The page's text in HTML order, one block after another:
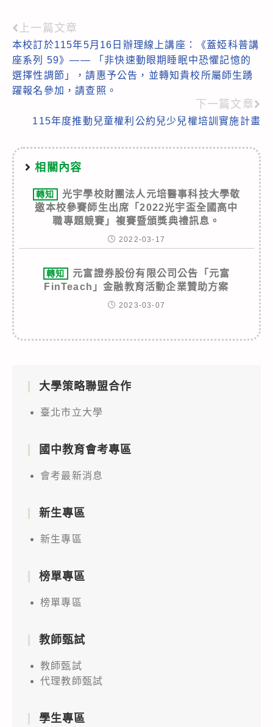
Read
more
articles
上一篇文章
本校訂於115年5月16日辦理線上講座：《蓋婭科普講
座系列 59》—— 「非快速動眼期睡眠中恐懼記憶的
選擇性調節」，請惠予公告，並轉知貴校所屬師生踴
躍報名參加，請查照。
下一篇文章
115年度推動兒童權利公約兒少兒權培訓實施計畫
相關內容
轉知
光宇學校財團法人元培醫事科技大學敬
邀本校參賽師生出席「2022光宇盃全國高中
職專題競賽」複賽暨頒獎典禮訊息。
2022-03-17
轉知
元富證券股份有限公司公告「元富
FinTeach」金融教育活動企業贊助方案
2023-03-07
大學策略聯盟合作
臺北市立大學
國中教育會考專區
會考最新消息
新生專區
新生專區
榜單專區
榜單專區
教師甄試
教師甄試
代理教師甄試
學生專區